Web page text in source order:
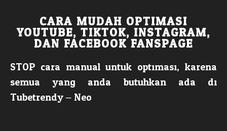
CARA MUDAH OPTIMASI
YOUTUBE, TIKTOK, INSTAGRAM,
DAN FACEBOOK FANSPAGE
STOP cara manual untuk optimasi, karena
semua yang anda butuhkan ada di
Tubetrendy – Neo.